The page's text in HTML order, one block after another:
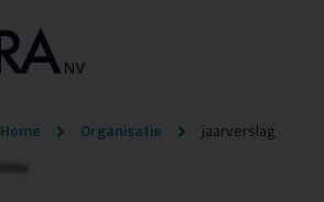
Home Organisatie jaarverslag